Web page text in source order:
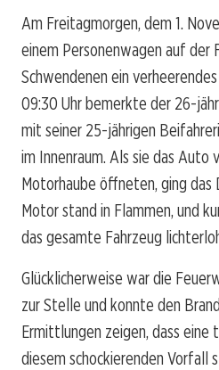
Am Freitagmorgen, dem 1.
einem Personenwagen auf der
Schwendenen ein
09:30 Uhr bemerkte der 26-
mit seiner 25-jährigen
im Innenraum. Als sie das Auto
Motorhaube öffneten, ging das
Motor stand in Flammen, und
das gesamte Fahrzeug
Glücklicherweise war die
zur Stelle und konnte den
Ermittlungen zeigen, dass eine
diesem schockierenden Vorfall